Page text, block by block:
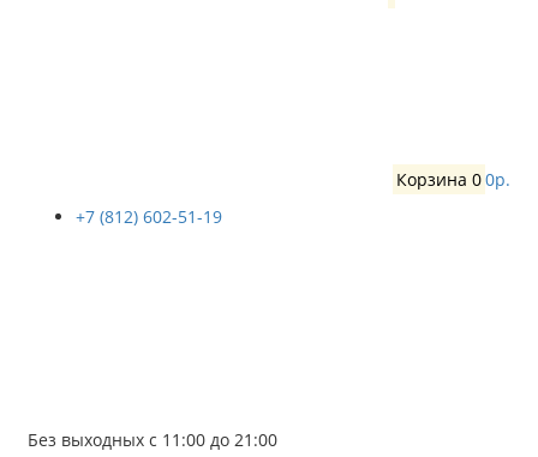
Корзина 00р.
+7 (812) 602-51-19
Без выходных с 11:00 до 21:00